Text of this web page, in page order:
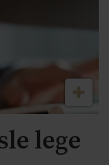
lege